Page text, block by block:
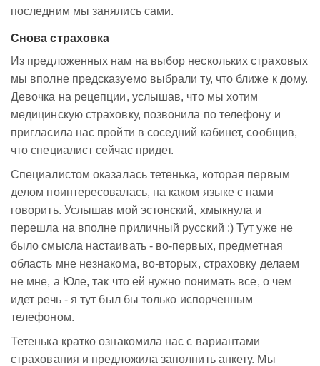
последним мы занялись сами.
Снова страховка
Из предложенных нам на выбор нескольких страховых
мы вполне предсказуемо выбрали ту, что ближе к дому.
Девочка на рецепции, услышав, что мы хотим
медицинскую страховку, позвонила по телефону и
пригласила нас пройти в соседний кабинет, сообщив,
что специалист сейчас придет.
Специалистом оказалась тетенька, которая первым
делом поинтересовалась, на каком языке с нами
говорить. Услышав мой эстонский, хмыкнула и
перешла на вполне приличный русский :) Тут уже не
было смысла настаивать - во-первых, предметная
область мне незнакома, во-вторых, страховку делаем
не мне, а Юле, так что ей нужно понимать все, о чем
идет речь - я тут был бы только испорченным
телефоном.
Тетенька кратко ознакомила нас с вариантами
страхования и предложила заполнить анкету. Мы